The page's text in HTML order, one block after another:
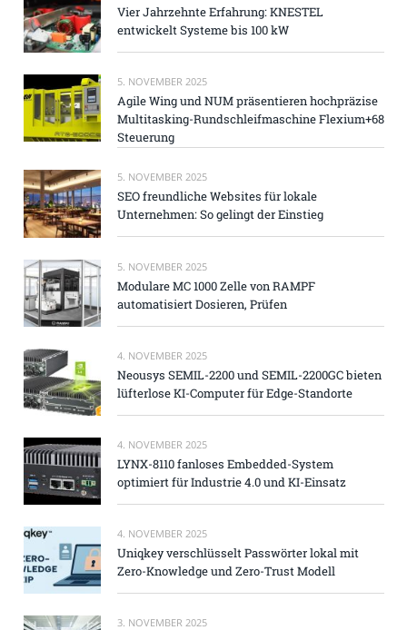
Vier Jahrzehnte Erfahrung: KNESTEL
entwickelt Systeme bis 100 kW
5. NOVEMBER 2025
Agile Wing und NUM präsentieren hochpräzise
Multitasking-Rundschleifmaschine Flexium+68
Steuerung
5. NOVEMBER 2025
SEO freundliche Websites für lokale
Unternehmen: So gelingt der Einstieg
5. NOVEMBER 2025
Modulare MC 1000 Zelle von RAMPF
automatisiert Dosieren, Prüfen
4. NOVEMBER 2025
Neousys SEMIL-2200 und SEMIL-2200GC bieten
lüfterlose KI-Computer für Edge-Standorte
4. NOVEMBER 2025
LYNX-8110 fanloses Embedded-System
optimiert für Industrie 4.0 und KI-Einsatz
4. NOVEMBER 2025
Uniqkey verschlüsselt Passwörter lokal mit
Zero-Knowledge und Zero-Trust Modell
3. NOVEMBER 2025